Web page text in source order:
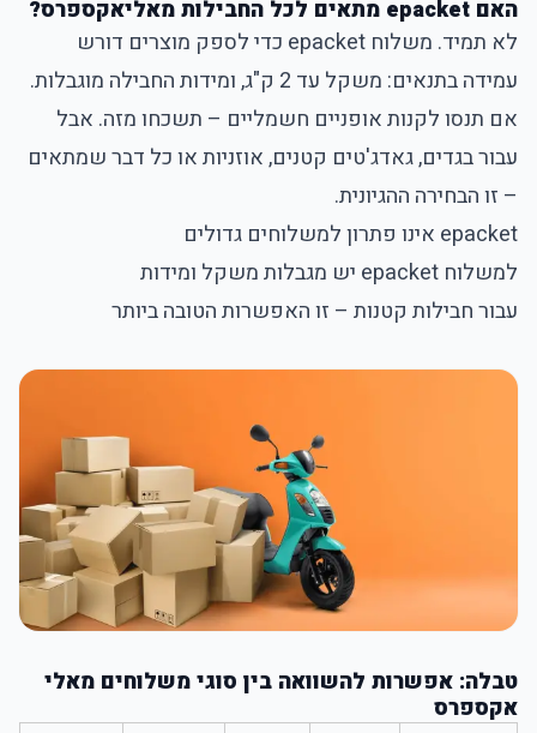
האם epacket מתאים לכל החבילות מאליאקספרס?
לא תמיד. משלוח epacket כדי לספק מוצרים דורש
עמידה בתנאים: משקל עד 2 ק"ג, ומידות החבילה מוגבלות.
אם תנסו לקנות אופניים חשמליים – תשכחו מזה. אבל
עבור בגדים, גאדג'טים קטנים, אוזניות או כל דבר שמתאים
– זו הבחירה ההגיונית.
epacket אינו פתרון למשלוחים גדולים
למשלוח epacket יש מגבלות משקל ומידות
עבור חבילות קטנות – זו האפשרות הטובה ביותר
טבלה: אפשרות להשוואה בין סוגי משלוחים מאלי
אקספרס